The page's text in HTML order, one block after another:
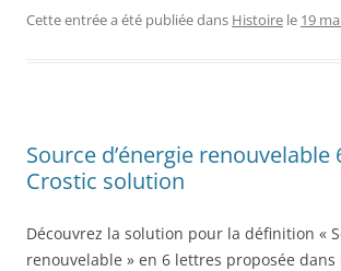
Cette entrée a été publiée dans Histoire le 19
Source d’énergie renouvelable
Crostic solution
Découvrez la solution pour la définition «
renouvelable » en 6 lettres proposée dans